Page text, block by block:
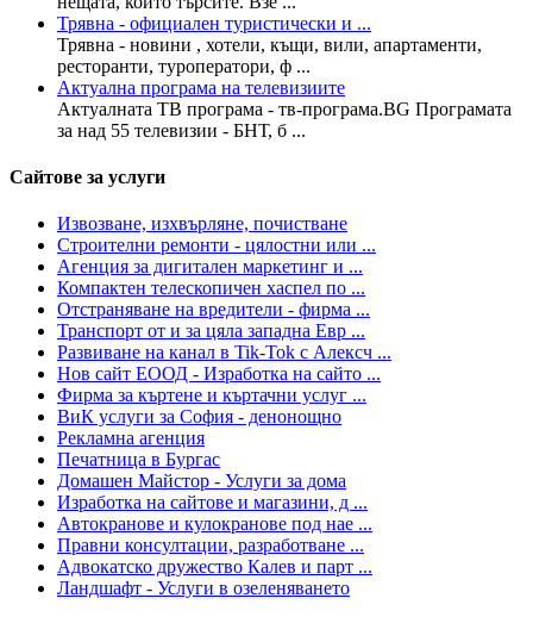
Трявна - официален туристически и ...
Трявна - новини , хотели, къщи, вили, апартаменти,
ресторанти, туроператори, ф ...
Актуална програма на телевизиите
Актуалната ТВ програма - тв-програма.BG Програмата
за над 55 телевизии - БНТ, б ...
Сайтове за услуги
Извозване, изхвърляне, почистване
Строителни ремонти - цялостни или ...
Агенция за дигитален маркетинг и ...
Компактен телескопичен хаспел по ...
Отстраняване на вредители - фирма ...
Транспорт от и за цяла западна Евр ...
Развиване на канал в Tik-Tok с Алексч ...
Нов сайт ЕООД - Изработка на сайто ...
Фирма за къртене и къртачни услуг ...
ВиК услуги за София - денонощно
Рекламна агенция
Печатница в Бургас
Домашен Майстор - Услуги за дома
Изработка на сайтове и магазини, д ...
Автокранове и кулокранове под нае ...
Правни консултации, разработване ...
Адвокатско дружество Калев и парт ...
Ландшафт - Услуги в озеленяването